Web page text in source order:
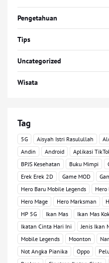
Pengetahuan
Tips
Uncategorized
Wisata
Tag
5G Aisyah Istri Rasulullah
Andin
Android Aplikasi
BPJS Kesehatan
Buku Mimpi
Erek Erek 2D
Game MOD
Hero Baru Mobile Legends
Hero
Hero Mage
Hero Marksman
HP 5G
Ikan Mas Ikan Mas
Ikatan Cinta Hari Ini
Jenis Ikan
Mobile Legends
Moonton
Not Angka Pianika
Oppo